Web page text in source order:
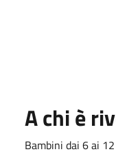
A chi è
Bambini dai 6 ai